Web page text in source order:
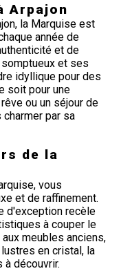
Arpajon
la Marquise est
année de
et de
et ses
idyllique pour des
soit pour une
ou un séjour de
par sa
de la
vous
et de raffinement.
d'exception recèle
à couper le
meubles anciens,
en cristal, la
découvrir.